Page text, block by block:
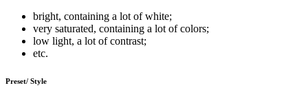
bright, containing a lot of white;
very saturated, containing a lot of colors;
low light, a lot of contrast;
etc.
Preset/ Style